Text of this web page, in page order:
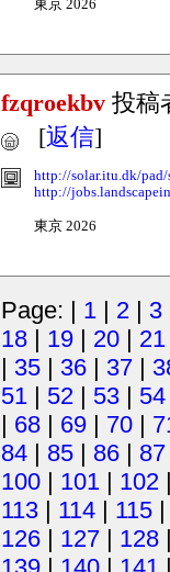
東京 2026
fzqroekbv 投稿
[返信]
http://solar.itu.dk/pad/
http://
東京 2026
Page: | 1 | 2 | 3
18 | 19 | 20 | 21
| 35 | 36 | 37 |
51 | 52 | 53 | 54
| 68 | 69 | 70 |
84 | 85 | 86 | 87
100 | 101 | 102 |
113 | 114 | 115 |
126 | 127 | 128 |